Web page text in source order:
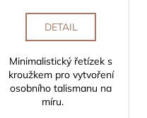
DETAIL
Minimalistický řetízek s
kroužkem pro vytvoření
osobního talismanu na
míru.